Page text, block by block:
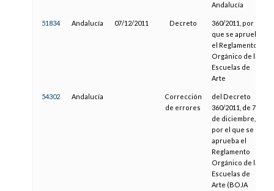
Andalucía
51834 Andalucía 07/12/2011 Decreto
360/2011, por el
que se aprueba
el Reglamento
Orgánico de las
Escuelas de
Arte
54302 Andalucía
Corrección
de errores
del Decreto
360/2011, de 7
de diciembre,
por el que se
aprueba el
Reglamento
Orgánico de las
Escuelas de
Arte (BOJA